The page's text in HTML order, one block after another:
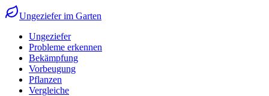
Ungeziefer im Garten
Ungeziefer
Probleme erkennen
Bekämpfung
Vorbeugung
Pflanzen
Vergleiche